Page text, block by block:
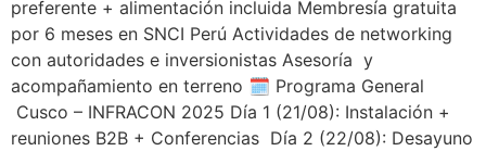
preferente + alimentación incluida Membresía gratuita
por 6 meses en SNCI Perú Actividades de networking
con autoridades e inversionistas Asesoría y
acompañamiento en terreno 🗓️ Programa General
Cusco – INFRACON 2025 Día 1 (21/08): Instalación +
reuniones B2B + Conferencias Día 2 (22/08): Desayuno